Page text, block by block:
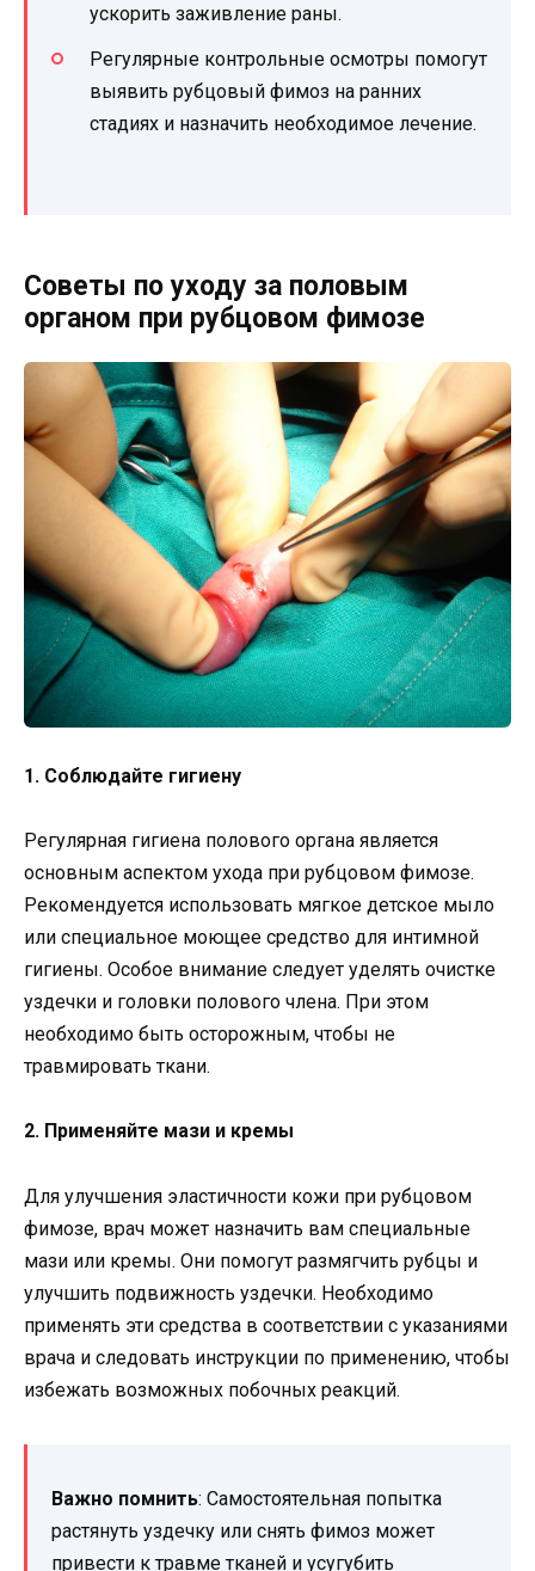
ускорить заживление раны.
Регулярные контрольные осмотры помогут
выявить рубцовый фимоз на ранних
стадиях и назначить необходимое лечение.
Советы по уходу за половым
органом при рубцовом фимозе
1. Соблюдайте гигиену
Регулярная гигиена полового органа является
основным аспектом ухода при рубцовом фимозе.
Рекомендуется использовать мягкое детское мыло
или специальное моющее средство для интимной
гигиены. Особое внимание следует уделять очистке
уздечки и головки полового члена. При этом
необходимо быть осторожным, чтобы не
травмировать ткани.
2. Применяйте мази и кремы
Для улучшения эластичности кожи при рубцовом
фимозе, врач может назначить вам специальные
мази или кремы. Они помогут размягчить рубцы и
улучшить подвижность уздечки. Необходимо
применять эти средства в соответствии с указаниями
врача и следовать инструкции по применению, чтобы
избежать возможных побочных реакций.
Важно помнить: Самостоятельная попытка
растянуть уздечку или снять фимоз может
привести к травме тканей и усугубить